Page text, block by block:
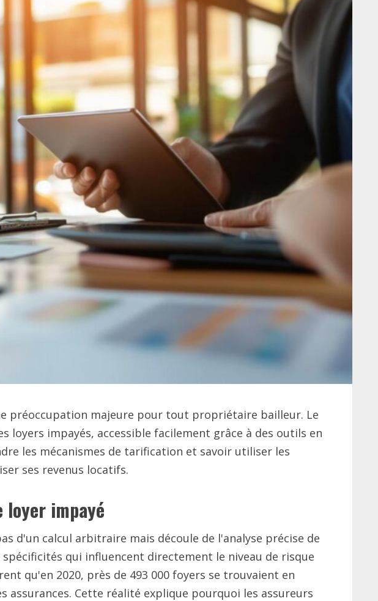
préoccupation majeure pour tout propriétaire bailleur. Le
loyers impayés, accessible facilement grâce à des outils en
les mécanismes de tarification et savoir utiliser les
ses revenus locatifs.
impayé
d'un calcul arbitraire mais découle de l'analyse précise de
qui influencent directement le niveau de risque
qu'en 2020, près de 493 000 foyers se trouvaient en
Cette réalité explique pourquoi les assureurs